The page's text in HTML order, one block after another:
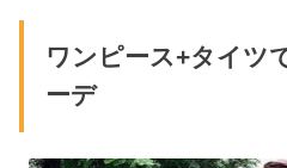
ワンピース+タイツ
ーデ